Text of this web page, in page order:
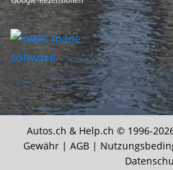
Autos.ch & Help.ch © 1996-
Gewähr | AGB|